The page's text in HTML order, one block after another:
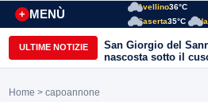
MENÙ
+
Avellino36°C
Caserta35°C
ULTIME NOTIZIE
San Giorgio del
nascosta sotto il
51enne
Home > capoannone